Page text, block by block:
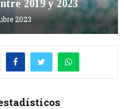
2019 y 2023
2023